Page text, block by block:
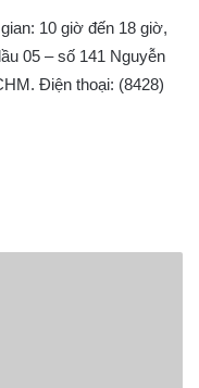
10 giờ đến 18 giờ,
05 – số 141 Nguyễn
Điện thoại: (8428)